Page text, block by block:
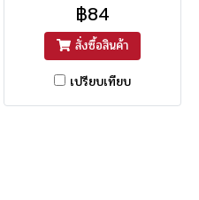
฿84
สั่งซื้อสินค้า
เปรียบเทียบ